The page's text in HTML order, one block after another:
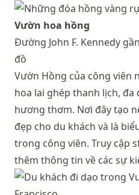
Vườn hoa hồng
Đường John F. Kennedy
đồ
Vườn Hồng của công viên
hoa lai ghép thanh lịch, đa
hương thơm. Nơi đây tạo
đẹp cho du khách và là
trong công viên. Truy cập
thêm thông tin về các sự